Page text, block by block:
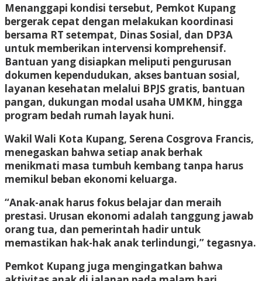
Menanggapi kondisi tersebut, Pemkot Kupang
bergerak cepat dengan melakukan koordinasi
bersama RT setempat, Dinas Sosial, dan DP3A
untuk memberikan intervensi komprehensif.
Bantuan yang disiapkan meliputi pengurusan
dokumen kependudukan, akses bantuan sosial,
layanan kesehatan melalui BPJS gratis, bantuan
pangan, dukungan modal usaha UMKM, hingga
program bedah rumah layak huni.
Wakil Wali Kota Kupang, Serena Cosgrova Francis,
menegaskan bahwa setiap anak berhak
menikmati masa tumbuh kembang tanpa harus
memikul beban ekonomi keluarga.
“Anak-anak harus fokus belajar dan meraih
prestasi. Urusan ekonomi adalah tanggung jawab
orang tua, dan pemerintah hadir untuk
memastikan hak-hak anak terlindungi,” tegasnya.
Pemkot Kupang juga mengingatkan bahwa